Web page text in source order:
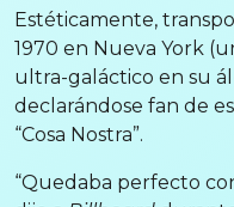
Estéticamente,
1970 en Nueva York
ultra-galáctico en su
declarándose fan de
“Cosa Nostra”.
“Quedaba perfecto